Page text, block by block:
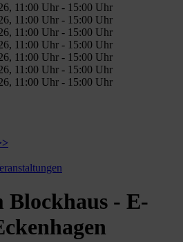
11:00 Uhr - 15:00 Uhr
11:00 Uhr - 15:00 Uhr
11:00 Uhr - 15:00 Uhr
11:00 Uhr - 15:00 Uhr
11:00 Uhr - 15:00 Uhr
11:00 Uhr - 15:00 Uhr
11:00 Uhr - 15:00 Uhr
Blockhaus - E-